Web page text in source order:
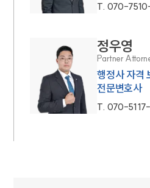
T. 070-
정우영
Partner
행정사 자격
전문변호사
T. 070-